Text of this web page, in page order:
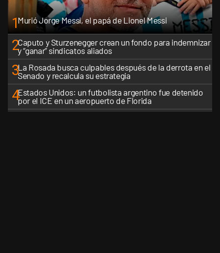
1Murió Jorge Messi, el papá de Lionel Messi
2Caputo y Sturzenegger crean un fondo para indemnizar
y “ganar” sindicatos aliados
3La Rosada busca culpables después de la derrota en el
Senado y recalcula su estrategia
4Estados Unidos: un futbolista argentino fue detenido
por el ICE en un aeropuerto de Florida